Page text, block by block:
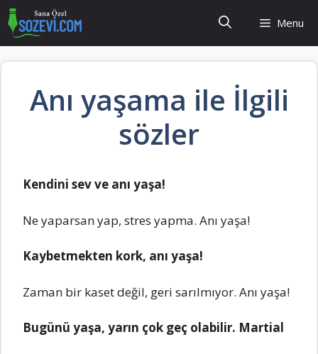
İçeriğe
atla
Menu
Anı yaşama ile İlgili
sözler
Kendini sev ve anı yaşa!
Ne yaparsan yap, stres yapma. Anı yaşa!
Kaybetmekten kork, anı yaşa!
Zaman bir kaset değil, geri sarılmıyor. Anı yaşa!
Bugünü yaşa, yarın çok geç olabilir. Martial